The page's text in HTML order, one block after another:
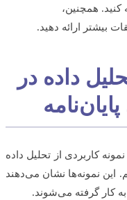
همچنین،
ارائه دهید.
داده در
از تحلیل داده
نشان می‌دهند
گرفته می‌شوند.